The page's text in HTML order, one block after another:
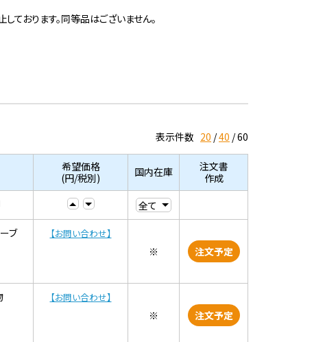
おります。同等品はございません。
表示件数 20 40 60
希望価格
(円/税別)
国内在庫
注文書
作成
ブ 【お問い合わせ】
※ 注文予定
【お問い合わせ】
※ 注文予定